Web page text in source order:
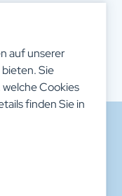
auf unserer
bieten. Sie
welche Cookies
finden Sie in
welche für die
benötigt